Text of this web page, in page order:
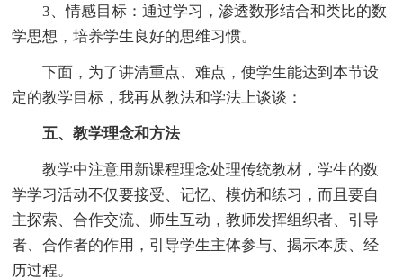
3、情感目标：通过学习，渗透数形结合和类比的数
学思想，培养学生良好的思维习惯。
下面，为了讲清重点、难点，使学生能达到本节设
定的教学目标，我再从教法和学法上谈谈：
五、教学理念和方法
教学中注意用新课程理念处理传统教材，学生的数
学学习活动不仅要接受、记忆、模仿和练习，而且要自
主探索、合作交流、师生互动，教师发挥组织者、引导
者、合作者的作用，引导学生主体参与、揭示本质、经
历过程。